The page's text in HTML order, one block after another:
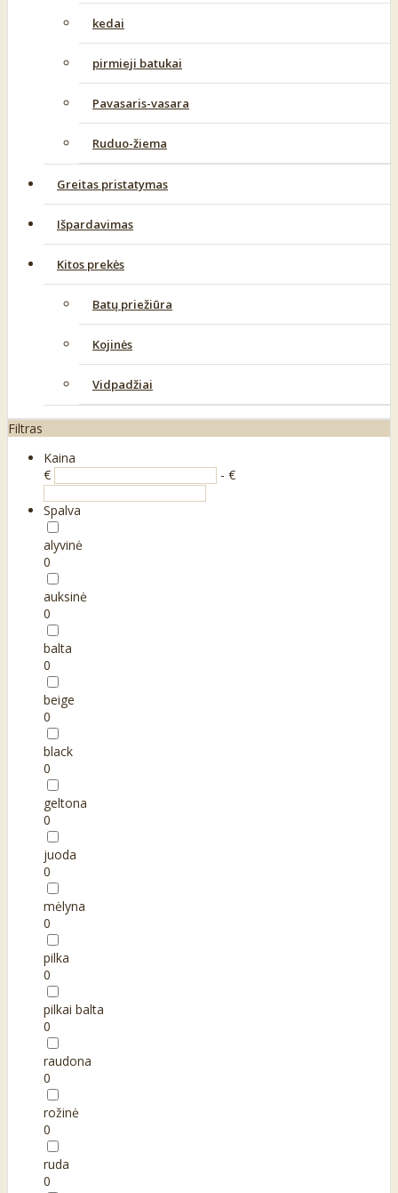
kedai
pirmieji batukai
Pavasaris-vasara
Ruduo-žiema
Greitas pristatymas
Išpardavimas
Kitos prekės
Batų priežiūra
Kojinės
Vidpadžiai
Filtras
Kaina
€
- €
Spalva
alyvinė
0
auksinė
0
balta
0
beige
0
black
0
geltona
0
juoda
0
mėlyna
0
pilka
0
pilkai balta
0
raudona
0
rožinė
0
ruda
0